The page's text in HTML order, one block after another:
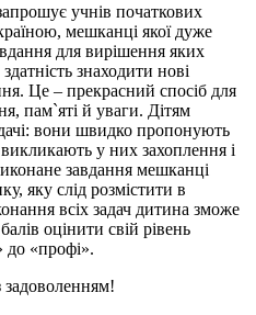
учнів початкових
мешканці якої дуже
для вирішення яких
знаходити нові
Це – прекрасний спосіб для
пам`яті й уваги. Дітям
вони швидко пропонують
у них захоплення і
завдання мешканці
яку слід розмістити в
всіх задач дитина зможе
оцінити свій рівень
до «профі».
задоволенням!